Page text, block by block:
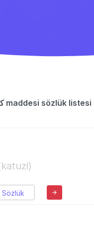
katuzi - كاتوزی maddesi sözlük listesi
Sözlük